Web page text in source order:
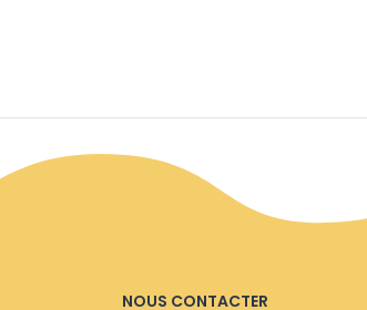
NOUS CONTACTER